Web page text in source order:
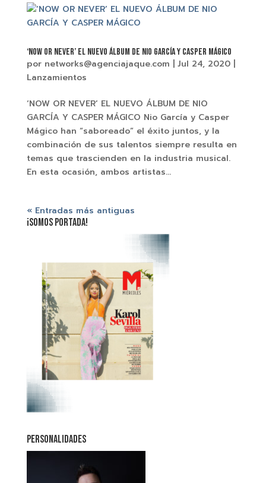
‘NOW OR NEVER’ EL NUEVO ÁLBUM DE NIO GARCÍA Y CASPER MÁGICO
por networks@agenciajaque.com Jul 24, 2020|
Lanzamientos
‘NOW OR NEVER’ EL NUEVO ÁLBUM DE NIO
GARCÍA Y CASPER MÁGICO Nio García y Casper
Mágico han “saboreado” el éxito juntos, y la
combinación de sus talentos siempre resulta en
temas que trascienden en la industria musical.
En esta ocasión, ambos artistas...
« Entradas más antiguas
¡SOMOS PORTADA!
PERSONALIDADES